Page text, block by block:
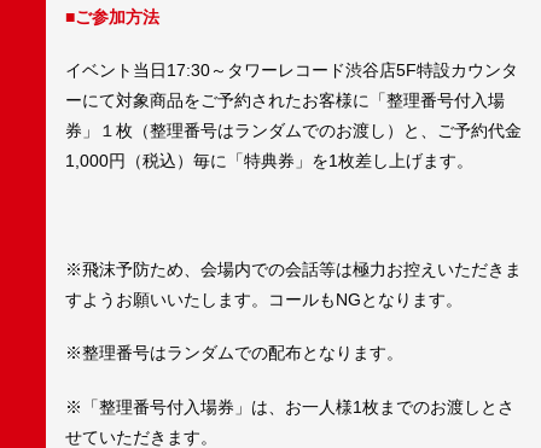
■ご参加方法
イベント当日17:30～タワーレコード渋谷店5F特設カウンタ
ーにて対象商品をご予約されたお客様に「整理番号付入場
券」１枚（整理番号はランダムでのお渡し）と、ご予約代金
1,000円（税込）毎に「特典券」を1枚差し上げます。
※飛沫予防ため、会場内での会話等は極力お控えいただきま
すようお願いいたします。コールもNGとなります。
※整理番号はランダムでの配布となります。
※「整理番号付入場券」は、お一人様1枚までのお渡しとさ
せていただきます。